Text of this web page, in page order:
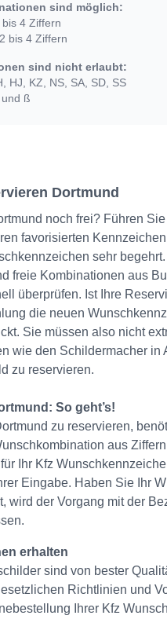
sind möglich:
4 Ziffern
bis 4 Ziffern
sind nicht erlaubt:
HJ, KZ, NS, SA, SD, SS
ß
Dortmund
noch frei? Führen
favorisierten
sehr
freie Kombinationen aus
überprüfen. Ist Ihre
die neuen
Sie müssen also nicht
wie den Schildermacher in
zu reservieren.
So geht’s!
zu reservieren,
aus
Ihr Kfz
Eingabe. Haben Sie Ihr
wird der Vorgang mit der
erhalten
sind von bester
Richtlinien und
Ihrer Kfz